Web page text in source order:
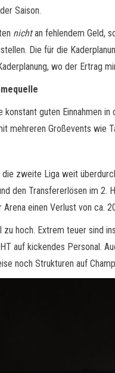
Saison.
nichtan fehlendem Geld,
Die für die
wo der Ertrag
konstant guten Einnahmen
mehreren Großevents wie
zweite Liga weit
den Transfererlösen im
einen Verlust von ca.
hoch. Extrem teuer sind
auf kickendes Personal.
noch Strukturen auf